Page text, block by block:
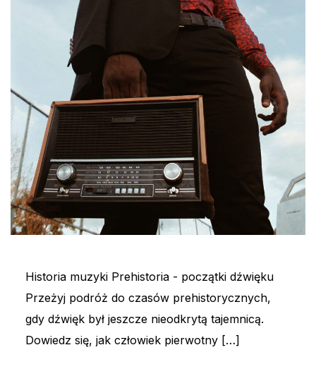
Historia muzyki Prehistoria - początki dźwięku
Przeżyj podróż do czasów prehistorycznych,
gdy dźwięk był jeszcze nieodkrytą tajemnicą.
Dowiedz się, jak człowiek pierwotny […]